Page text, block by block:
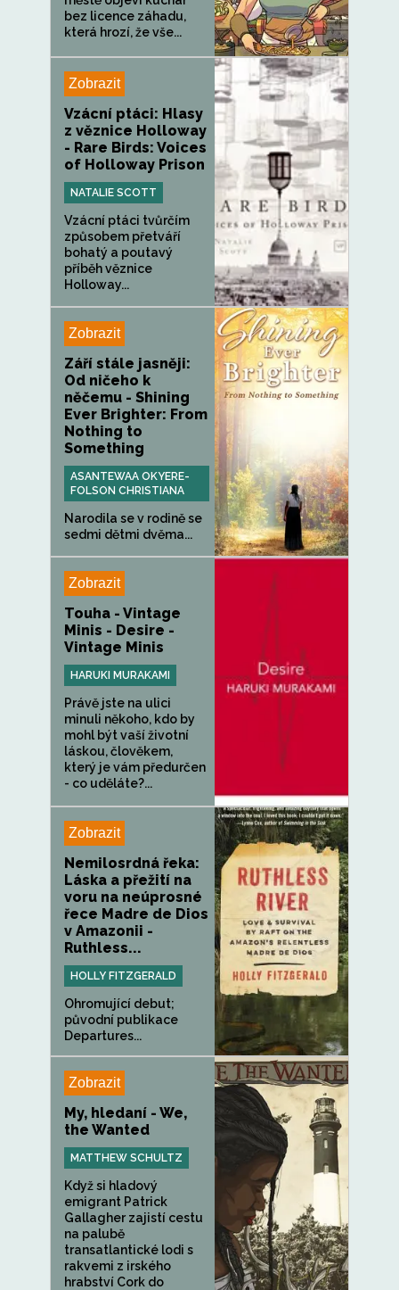
bez licence záhadu,
která hrozí, že vše...
Zobrazit
Vzácní ptáci: Hlasy
z věznice Holloway
- Rare Birds: Voices
of Holloway Prison
NATALIE SCOTT
Vzácní ptáci tvůrčím
způsobem přetváří
bohatý a poutavý
příběh věznice
Holloway...
Zobrazit
Září stále jasněji:
Od ničeho k
něčemu - Shining
Ever Brighter: From
Nothing to
Something
ASANTEWAA OKYERE-
FOLSON CHRISTIANA
Narodila se v rodině se
sedmi dětmi dvěma...
Zobrazit
Touha - Vintage
Minis - Desire -
Vintage Minis
HARUKI MURAKAMI
Právě jste na ulici
minuli někoho, kdo by
mohl být vaší životní
láskou, člověkem,
který je vám předurčen
- co uděláte?...
Zobrazit
Nemilosrdná řeka:
Láska a přežití na
voru na neúprosné
řece Madre de Dios
v Amazonii -
Ruthless...
HOLLY FITZGERALD
Ohromující debut;
původní publikace
Departures...
Zobrazit
My, hledaní - We,
the Wanted
MATTHEW SCHULTZ
Když si hladový
emigrant Patrick
Gallagher zajistí cestu
na palubě
transatlantické lodi s
rakvemi z irského
hrabství Cork do